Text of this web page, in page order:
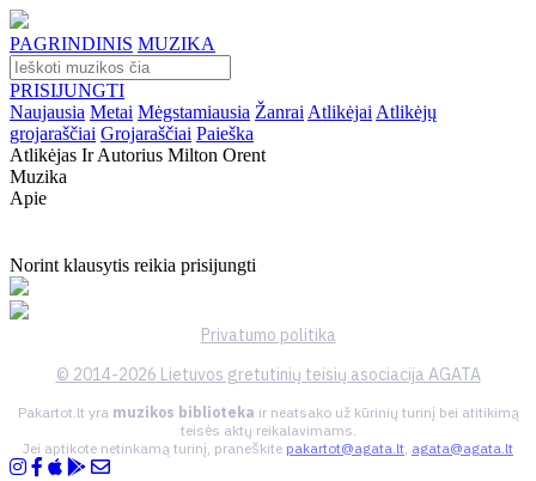
PAGRINDINIS MUZIKA
PRISIJUNGTI
Naujausia Metai Mėgstamiausia Žanrai Atlikėjai Atlikėjų
grojaraščiai Grojaraščiai Paieška
Atlikėjas Ir Autorius Milton Orent
Muzika
Apie
Norint klausytis reikia prisijungti
Privatumo politika
© 2014-2026 Lietuvos gretutinių teisių asociacija AGATA
Pakartot.lt yra muzikos biblioteka ir neatsako už kūrinių turinį bei atitikimą
teisės aktų reikalavimams.
Jei aptikote netinkamą turinį, praneškite pakartot@agata.lt, agata@agata.lt